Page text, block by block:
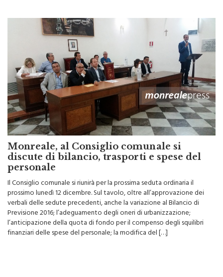
Monreale, al Consiglio comunale si
discute di bilancio, trasporti e spese del
personale
Il Consiglio comunale si riunirà per la prossima seduta ordinaria il
prossimo lunedì 12 dicembre. Sul tavolo, oltre all’approvazione dei
verbali delle sedute precedenti, anche la variazione al Bilancio di
Previsione 2016; l’adeguamento degli oneri di urbanizzazione;
l’anticipazione della quota di fondo per il compenso degli squilibri
finanziari delle spese del personale; la modifica del […]